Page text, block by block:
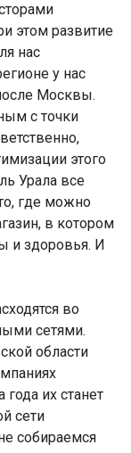
этом развитие
нас
у нас
Москвы.
с точки
этого
Урала все
где можно
в котором
и здоровья. И
во
сетями.
области
их станет
сети
собираемся